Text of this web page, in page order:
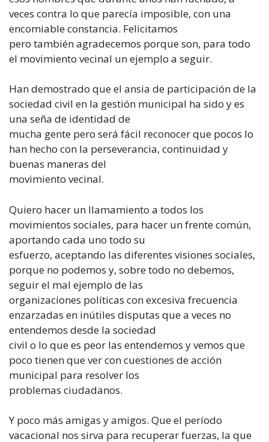
veces contra lo que parecía imposible, con una
encomiable constancia. Felicitamos
pero también agradecemos porque son, para todo
el movimiento vecinal un ejemplo a seguir.
Han demostrado que el ansia de participación de la
sociedad civil en la gestión municipal ha sido y es
una seña de identidad de
mucha gente pero será fácil reconocer que pocos lo
han hecho con la perseverancia, continuidad y
buenas maneras del
movimiento vecinal.
Quiero hacer un llamamiento a todos los
movimientos sociales, para hacer un frente común,
aportando cada uno todo su
esfuerzo, aceptando las diferentes visiones sociales,
porque no podemos y, sobre todo no debemos,
seguir el mal ejemplo de las
organizaciones políticas con excesiva frecuencia
enzarzadas en inútiles disputas que a veces no
entendemos desde la sociedad
civil o lo que es peor las entendemos y vemos que
poco tienen que ver con cuestiones de acción
municipal para resolver los
problemas ciudadanos.
Y poco más amigas y amigos. Que el período
vacacional nos sirva para recuperar fuerzas, la que